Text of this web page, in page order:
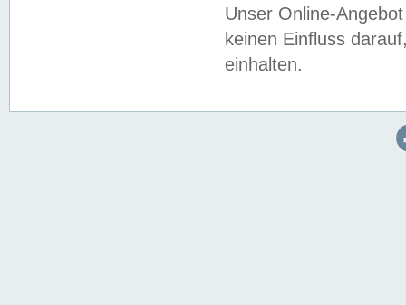
Unser Online-
keinen Einfluss
einhalten.